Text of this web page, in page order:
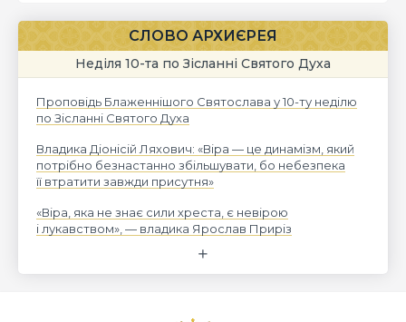
СЛОВО АРХИЄРЕЯ
Неділя 10-та по Зісланні Святого Духа
Проповідь Блаженнішого Святослава у 10-ту неділю
по Зісланні Святого Духа
Владика Діонісій Ляхович: «Віра — це динамізм, який
потрібно безнастанно збільшувати, бо небезпека
її втратити завжди присутня»
«Віра, яка не знає сили хреста, є невірою
і лукавством», — владика Ярослав Приріз